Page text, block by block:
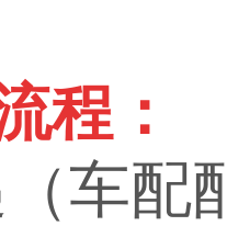
程：
车配